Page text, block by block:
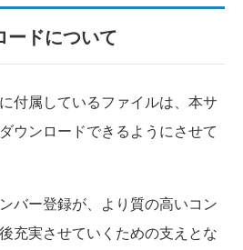
ドについて
付属しているファイルは、本サ
ウンロードできるようにさせて
バー登録が、より質の高いコン
充実させていくための支えとな